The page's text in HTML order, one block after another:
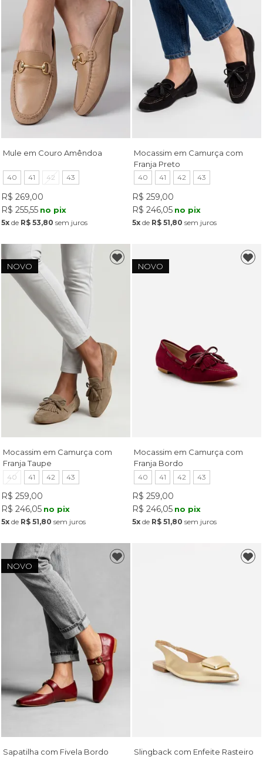
Mule em Couro Amêndoa
40 41 42 43
R$ 269,00
R$ 255,55 no pix
5xde R$ 53,80 sem juros
Mocassim em Camurça com
Franja Preto
40 41 42 43
R$ 259,00
R$ 246,05 no pix
5x de R$ 51,80 sem juros
NOVO
Mocassim em Camurça com
Franja Taupe
40 41 42 43
R$ 259,00
R$ 246,05 no pix
5xde R$ 51,80 sem juros
NOVO
Mocassim em Camurça com
Franja Bordo
40 41 42 43
R$ 259,00
R$ 246,05 no pix
5x de R$ 51,80 sem juros
NOVO
Sapatilha com Fivela Bordo
Slingback com Enfeite Rasteiro